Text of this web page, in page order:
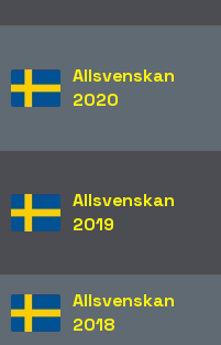
Allsvenskan
2020
Allsvenskan
2019
Allsvenskan
2018